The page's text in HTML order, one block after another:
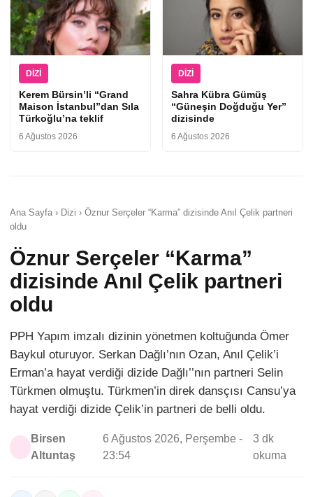
DIZI
Kerem Bürsin’li “Grand
Maison İstanbul”dan Sıla
Türkoğlu’na teklif
6 Ağustos 2026
DIZI
Sahra Kübra Gümüş
“Güneşin Doğduğu Yer”
dizisinde
6 Ağustos 2026
Ana Sayfa › Dizi › Öznur Serçeler “Karma” dizisinde Anıl Çelik partneri
oldu
Öznur Serçeler “Karma”
dizisinde Anıl Çelik partneri
oldu
PPH Yapım imzalı dizinin yönetmen koltuğunda Ömer
Baykul oturuyor. Serkan Dağlı’nın Ozan, Anıl Çelik’i
Erman’a hayat verdiği dizide Dağlı’’nın partneri Selin
Türkmen olmuştu. Türkmen’in direk dansçısı Cansu’ya
hayat verdiği dizide Çelik’in partneri de belli oldu.
Birsen
Altuntaş
6 Ağustos 2026, Perşembe -
23:54
3 dk
okuma